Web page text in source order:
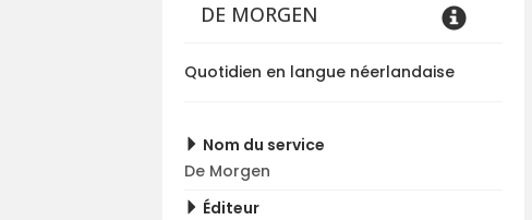
DE MORGEN
Quotidien en langue néerlandaise
Nom du service
De Morgen
Éditeur